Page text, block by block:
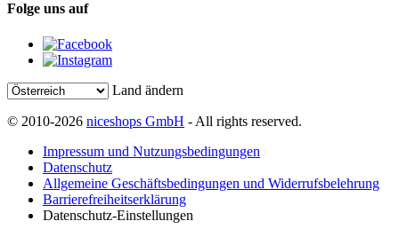
Folge uns auf
Land ändern
© 2010-2026 niceshops GmbH - All rights reserved.
Impressum und Nutzungsbedingungen
Datenschutz
Allgemeine Geschäftsbedingungen und Widerrufsbelehrung
Barrierefreiheitserklärung
Datenschutz-Einstellungen